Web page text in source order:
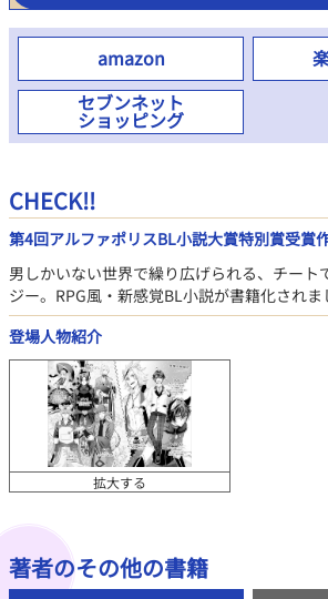
amazon
セブンネット
ショッピング
CHECK!!
第4回アルファポリスBL小説大賞特別賞受賞
男しかいない世界で繰り広げられる、チート
ジー。RPG風・新感覚BL小説が書籍化されま
登場人物紹介
拡大する
著者のその他の書籍